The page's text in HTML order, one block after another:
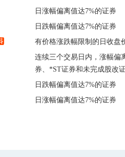
日涨幅偏离值达7%的证券
日跌幅偏离值达7%的证券
有价格涨跌幅限制的日收盘
连续三个交易日内，涨幅偏
券、*ST证券和未完成股改
日跌幅偏离值达7%的证券
日涨幅偏离值达7%的证券